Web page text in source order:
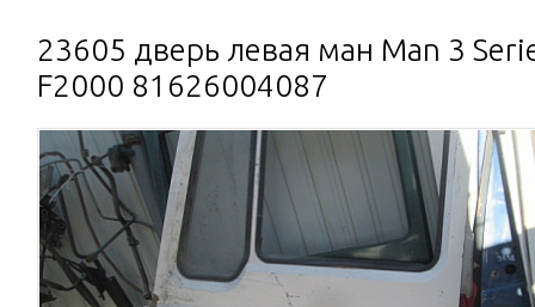
23605 дверь левая ман Man 3
F2000 81626004087